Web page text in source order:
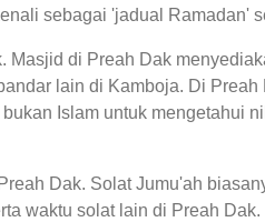
sebagai 'jadual Ramadan'
di Preah Dak
lain di Kamboja. Di
Islam untuk mengetahui
Dak. Solat Jumu'ah
waktu solat lain di Preah Dak.